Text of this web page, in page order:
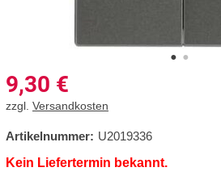
9,30 €
zzgl. Versandkosten
Artikelnummer: U2019336
Kein Liefertermin bekannt.